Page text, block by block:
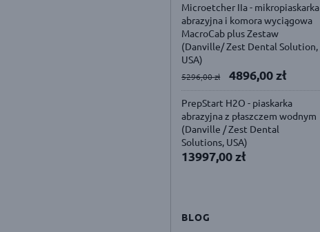
Microetcher IIa - mikropiaskarka
abrazyjna i komora wyciągowa
MacroCab plus Zestaw
(Danville/ Zest Dental Solution,
USA)
5296,00zł 4896,00zł
PrepStart H2O - piaskarka
abrazyjna z płaszczem wodnym
(Danville / Zest Dental
Solutions, USA)
13997,00zł
BLOG